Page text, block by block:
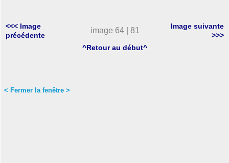
<<< Image
précédente
image 64 | 81
Image suivante
>>>
^Retour au début^
< Fermer la fenêtre >